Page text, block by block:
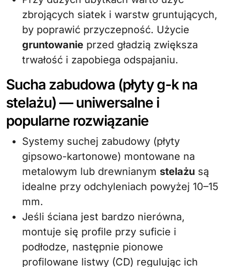
zbrojących siatek i warstw gruntujących,
by poprawić przyczepność. Użycie
gruntowanie przed gładzią zwiększa
trwałość i zapobiega odspajaniu.
Sucha zabudowa (płyty g-k na
stelażu) — uniwersalne i
popularne rozwiązanie
Systemy suchej zabudowy (płyty
gipsowo-kartonowe) montowane na
metalowym lub drewnianym stelażu są
idealne przy odchyleniach powyżej 10–15
mm.
Jeśli ściana jest bardzo nierówna,
montuje się profile przy suficie i
podłodze, następnie pionowe
profilowane listwy (CD) regulując ich